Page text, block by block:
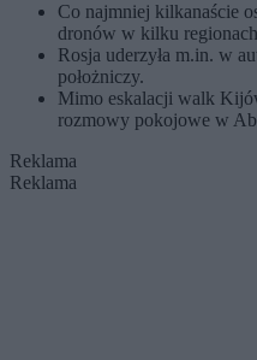
Co najmniej kilkanaście
dronów w kilku
Rosja uderzyła m.in. w
położniczy.
Mimo eskalacji walk
rozmowy pokojowe w
Reklama
Reklama